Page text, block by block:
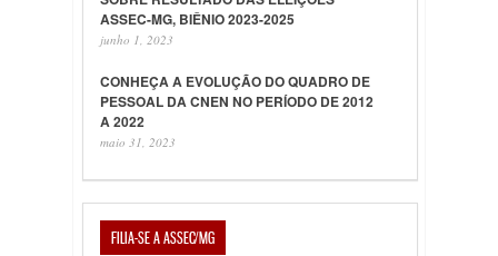
ASSEC-MG, BIÊNIO 2023-2025
junho 1, 2023
CONHEÇA A EVOLUÇÃO DO QUADRO DE
PESSOAL DA CNEN NO PERÍODO DE 2012
A 2022
maio 31, 2023
FILIA-SE A ASSEC/MG